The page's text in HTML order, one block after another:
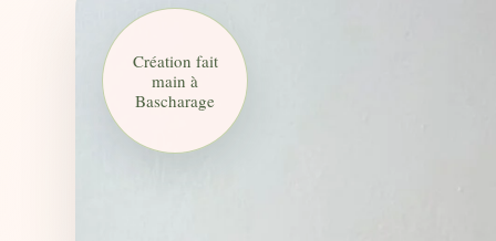
Création fait
main à
Bascharage